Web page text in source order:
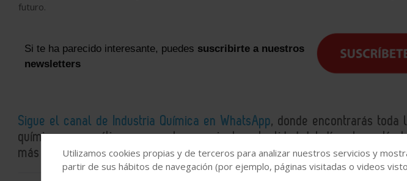
futuro.
Si te ha parecido interesante, puedes suscribirte a nuestros
newsletters
Sigue el canal de Industria Química en WhatsApp, donde encontrarás
químico y energético en un solo espacio: la actualidad del día y los
más detallados e interesantes.
Utilizamos cookies propias y de terceros para analizar nuestros servicios y
partir de sus hábitos de navegación (por ejemplo, páginas visitadas o videos